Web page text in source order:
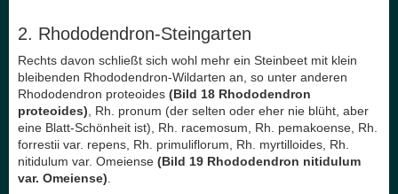
2. Rhododendron-Steingarten
Rechts davon schließt sich wohl mehr ein Steinbeet mit klein
bleibenden Rhododendron-Wildarten an, so unter anderen
Rhododendron proteoides (Bild 18 Rhododendron
proteoides) , Rh. pronum (der selten oder eher nie blüht, aber
eine Blatt-Schönheit ist), Rh. racemosum, Rh. pemakoense, Rh.
forrestii var. repens, Rh. primuliflorum, Rh. myrtilloides, Rh.
nitidulum var. Omeiense (Bild 19 Rhododendron nitidulum
var. Omeiense)